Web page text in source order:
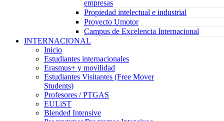
empresas
Propiedad intelectual e industrial
Proyecto Umotor
Campus de Excelencia Internacional
INTERNACIONAL
Inicio
Estudiantes internacionales
Erasmus+ y movilidad
Estudiantes Visitantes (Free Mover
Students)
Profesores / PTGAS
EULiST
Blended Intensive